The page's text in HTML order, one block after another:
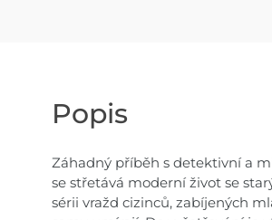
Popis
Záhadný příběh s detektivní a
se střetává moderní život se
sérii vražd cizinců, zabíjených